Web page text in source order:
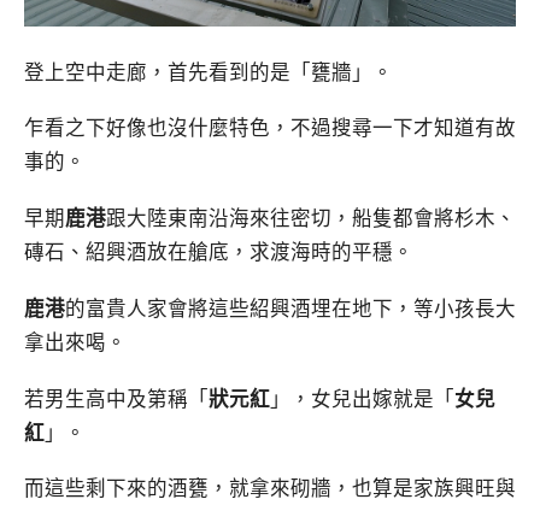
登上空中走廊，首先看到的是「甕牆」。
乍看之下好像也沒什麼特色，不過搜尋一下才知道有故
事的。
早期鹿港跟大陸東南沿海來往密切，船隻都會將杉木、
磚石、紹興酒放在艙底，求渡海時的平穩。
鹿港的富貴人家會將這些紹興酒埋在地下，等小孩長大
拿出來喝。
若男生高中及第稱「狀元紅」，女兒出嫁就是「女兒
紅」。
而這些剩下來的酒甕，就拿來砌牆，也算是家族興旺與